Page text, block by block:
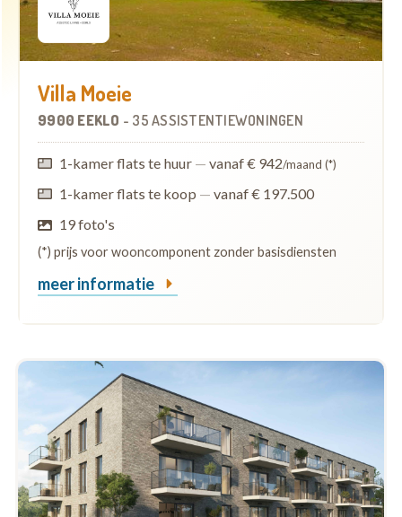
Villa Moeie
9900 EEKLO - 35 ASSISTENTIEWONINGEN
1-kamer flats te huur — vanaf € 942/maand (*)
1-kamer flats te koop — vanaf € 197.500
19 foto's
(*) prijs voor wooncomponent zonder basisdiensten
meer informatie